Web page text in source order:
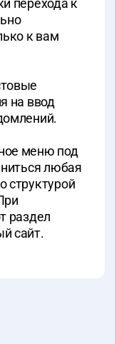
перехода к
к вам
на ввод
меню под
любая
структурой
раздел
сайт.